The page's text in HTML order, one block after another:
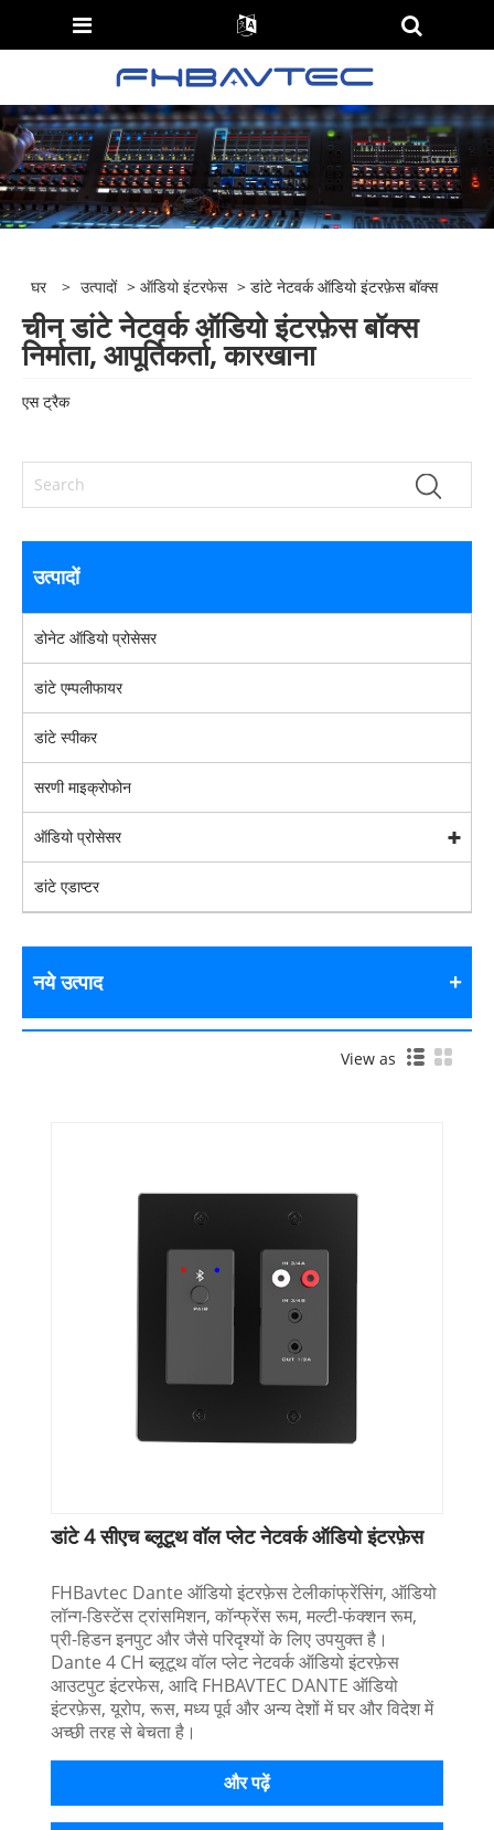
घर > उत्पादों >ऑडियो इंटरफेस > डांटे नेटवर्क ऑडियो इंटरफ़ेस बॉक्स
चीन डांटे नेटवर्क ऑडियो इंटरफ़ेस बॉक्स
निर्माता, आपूर्तिकर्ता, कारखाना
एस ट्रैक
उत्पादों
डोनेट ऑडियो प्रोसेसर
डांटे एम्पलीफायर
डांटे स्पीकर
सरणी माइक्रोफोन
ऑडियो प्रोसेसर
डांटे एडाप्टर
नये उत्पाद
View as
डांटे 4 सीएच ब्लूटूथ वॉल प्लेट नेटवर्क ऑडियो इंटरफ़ेस
FHBavtec Dante ऑडियो इंटरफ़ेस टेलीकांफ्रेंसिंग, ऑडियो
लॉन्ग-डिस्टेंस ट्रांसमिशन, कॉन्फ्रेंस रूम, मल्टी-फंक्शन रूम,
प्री-हिडन इनपुट और जैसे परिदृश्यों के लिए उपयुक्त है।
Dante 4 CH ब्लूटूथ वॉल प्लेट नेटवर्क ऑडियो इंटरफ़ेस
आउटपुट इंटरफेस, आदि FHBAVTEC DANTE ऑडियो
इंटरफ़ेस, यूरोप, रूस, मध्य पूर्व और अन्य देशों में घर और विदेश में
अच्छी तरह से बेचता है।
और पढ़ें